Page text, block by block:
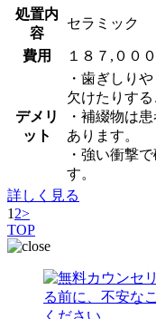
処置内
容
セラミック
費用 １８７,００
デメリ
ット
・歯ぎしり
欠けたりする
・補綴物は
あります。
・強い衝撃
す。
詳しく見る
1 2>
TOP